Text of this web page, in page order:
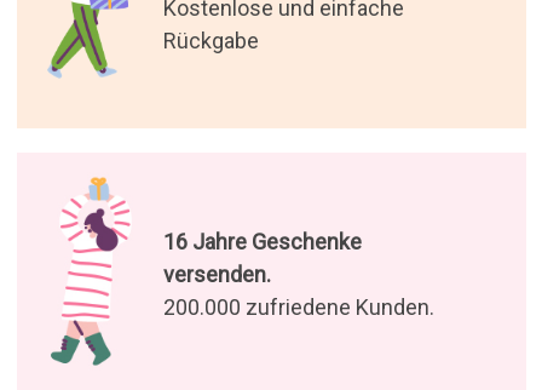
Die besten Geschenke der
Welt.
Genießen Sie unsere Angebote
und Neuigkeiten